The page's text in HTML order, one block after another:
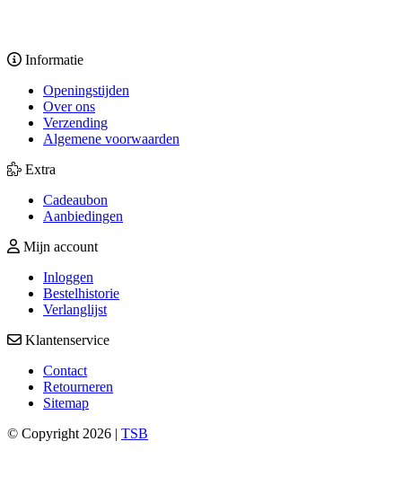
Informatie
Openingstijden
Over ons
Verzending
Algemene voorwaarden
Extra
Cadeaubon
Aanbiedingen
Mijn account
Inloggen
Bestelhistorie
Verlanglijst
Klantenservice
Contact
Retourneren
Sitemap
© Copyright 2026 | TSB